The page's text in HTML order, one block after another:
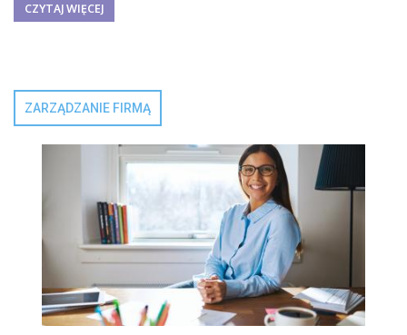
CZYTAJ WIĘCEJ
ZARZĄDZANIE FIRMĄ